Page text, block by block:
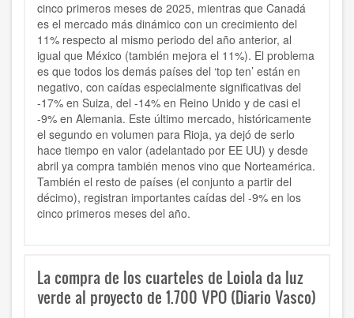
cinco primeros meses de 2025, mientras que Canadá
es el mercado más dinámico con un crecimiento del
11% respecto al mismo periodo del año anterior, al
igual que México (también mejora el 11%). El problema
es que todos los demás países del ‘top ten’ están en
negativo, con caídas especialmente significativas del
-17% en Suiza, del -14% en Reino Unido y de casi el
-9% en Alemania. Este último mercado, históricamente
el segundo en volumen para Rioja, ya dejó de serlo
hace tiempo en valor (adelantado por EE UU) y desde
abril ya compra también menos vino que Norteamérica.
También el resto de países (el conjunto a partir del
décimo), registran importantes caídas del -9% en los
cinco primeros meses del año.
La compra de los cuarteles de Loiola da luz
verde al proyecto de 1.700 VPO (Diario Vasco)